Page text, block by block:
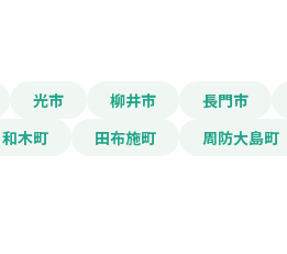
光市 柳井市 長門市
和木町 田布施町
周防大島町